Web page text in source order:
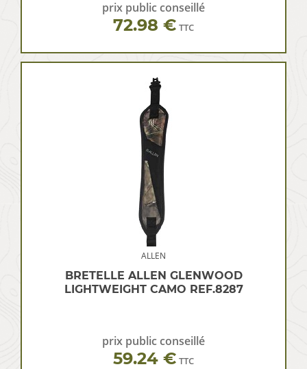
prix public conseillé
72.98 € TTC
ALLEN
BRETELLE ALLEN GLENWOOD
LIGHTWEIGHT CAMO REF.8287
prix public conseillé
59.24 € TTC